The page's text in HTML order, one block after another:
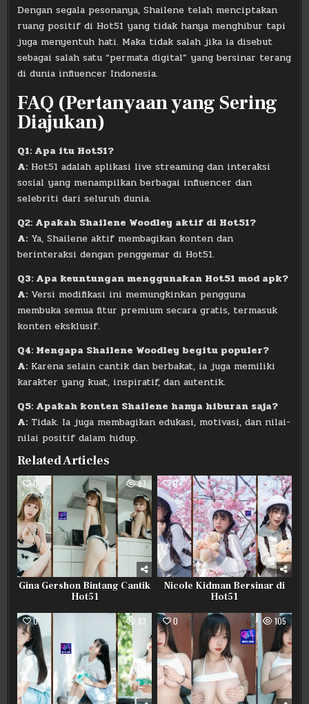
Dengan segala pesonanya, Shailene telah menciptakan
ruang positif di Hot51 yang tidak hanya menghibur tapi
juga menyentuh hati. Maka tidak salah jika ia disebut
sebagai salah satu “permata digital” yang bersinar terang
di dunia influencer Indonesia.
FAQ (Pertanyaan yang Sering
Diajukan)
Q1: Apa itu Hot51?
A: Hot51 adalah aplikasi live streaming dan interaksi
sosial yang menampilkan berbagai influencer dan
selebriti dari seluruh dunia.
Q2: Apakah Shailene Woodley aktif di Hot51?
A: Ya, Shailene aktif membagikan konten dan
berinteraksi dengan penggemar di Hot51.
Q3: Apa keuntungan menggunakan Hot51 mod apk?
A: Versi modifikasi ini memungkinkan pengguna
membuka semua fitur premium secara gratis, termasuk
konten eksklusif.
Q4: Mengapa Shailene Woodley begitu populer?
A: Karena selain cantik dan berbakat, ia juga memiliki
karakter yang kuat, inspiratif, dan autentik.
Q5: Apakah konten Shailene hanya hiburan saja?
A: Tidak. Ia juga membagikan edukasi, motivasi, dan nilai-
nilai positif dalam hidup.
Related Articles
0 87
Gina Gershon Bintang Cantik
Hot51
0 85
Nicole Kidman Bersinar di
Hot51
0 83 0 105